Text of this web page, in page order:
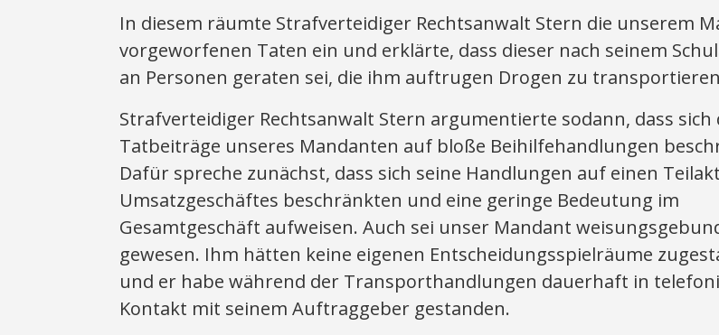
In diesem räumte Strafverteidiger Rechtsanwalt Stern die unserem
vorgeworfenen Taten ein und erklärte, dass dieser nach seinem
an Personen geraten sei, die ihm auftrugen Drogen zu
Strafverteidiger Rechtsanwalt Stern argumentierte sodann, dass sich
Tatbeiträge unseres Mandanten auf bloße Beihilfehandlungen
Dafür spreche zunächst, dass sich seine Handlungen auf einen
Umsatzgeschäftes beschränkten und eine geringe Bedeutung im
Gesamtgeschäft aufweisen. Auch sei unser Mandant
gewesen. Ihm hätten keine eigenen Entscheidungsspielräume
und er habe während der Transporthandlungen dauerhaft in
Kontakt mit seinem Auftraggeber gestanden.